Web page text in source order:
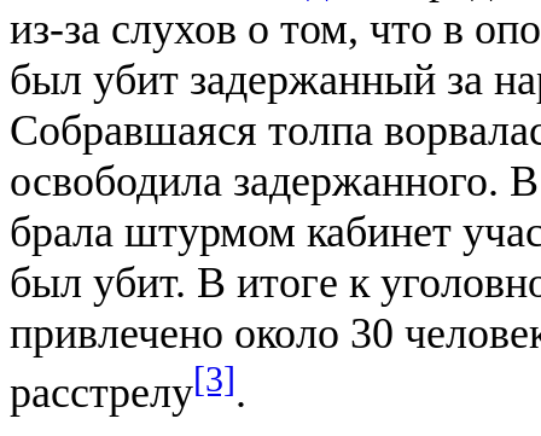
из-за слухов о том, что в
был убит задержанный за
Собравшаяся толпа
освободила задержанного.
брала штурмом кабинет
был убит. В итоге к
привлечено около 30
расстрелу[3].